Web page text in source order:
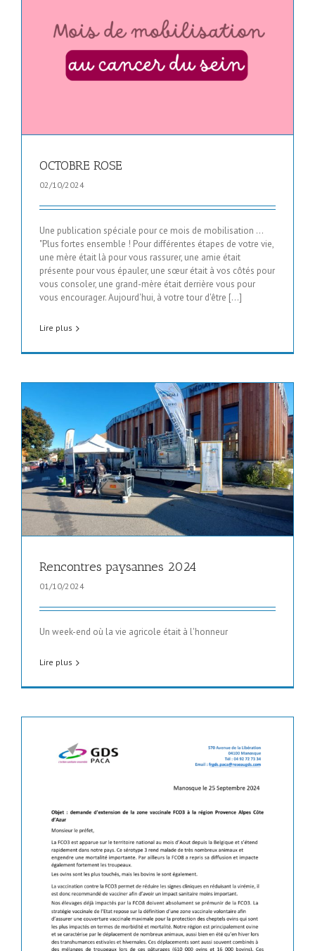
OCTOBRE ROSE
02/10/2024
Une publication spéciale pour ce mois de mobilisation ...
"Plus fortes ensemble ! Pour différentes étapes de votre vie,
une mère était là pour vous rassurer, une amie était
présente pour vous épauler, une sœur était à vos côtés pour
vous consoler, une grand-mère était derrière vous pour
vous encourager. Aujourd'hui, à votre tour d'être [...]
Lire plus
Rencontres paysannes 2024
01/10/2024
Un week-end où la vie agricole était à l'honneur
Lire plus